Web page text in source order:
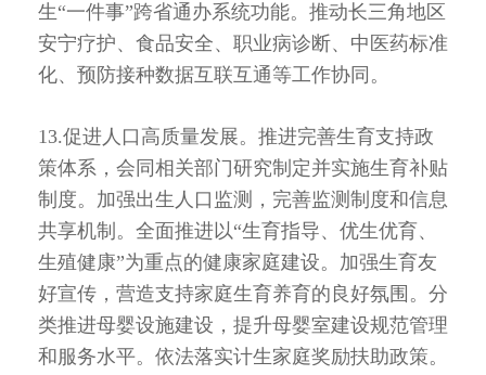
生“一件事”跨省通办系统功能。推动长三角地区
安宁疗护、食品安全、职业病诊断、中医药标准
化、预防接种数据互联互通等工作协同。
13.促进人口高质量发展。推进完善生育支持政
策体系，会同相关部门研究制定并实施生育补贴
制度。加强出生人口监测，完善监测制度和信息
共享机制。全面推进以“生育指导、优生优育、
生殖健康”为重点的健康家庭建设。加强生育友
好宣传，营造支持家庭生育养育的良好氛围。分
类推进母婴设施建设，提升母婴室建设规范管理
和服务水平。依法落实计生家庭奖励扶助政策。